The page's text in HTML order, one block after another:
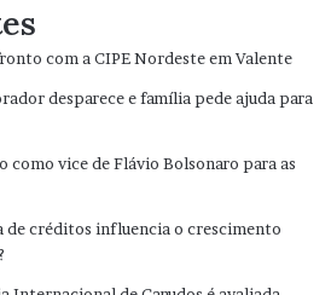
com a CIPE Nordeste em Valente
desparece e família pede ajuda para
como vice de Flávio Bolsonaro para as
de créditos influencia o crescimento